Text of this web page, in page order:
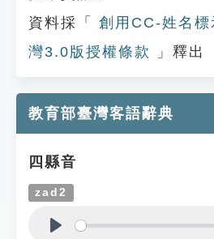
資料採「
創用CC-姓名
灣3.0版授權條款
」釋出
教育部臺灣客語辭典
四縣音
zad2